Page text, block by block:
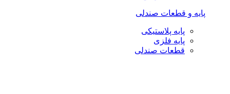
پایه و قطعات صندلی
پایه پلاستیکی
پایه فلزی
قطعات صندلی